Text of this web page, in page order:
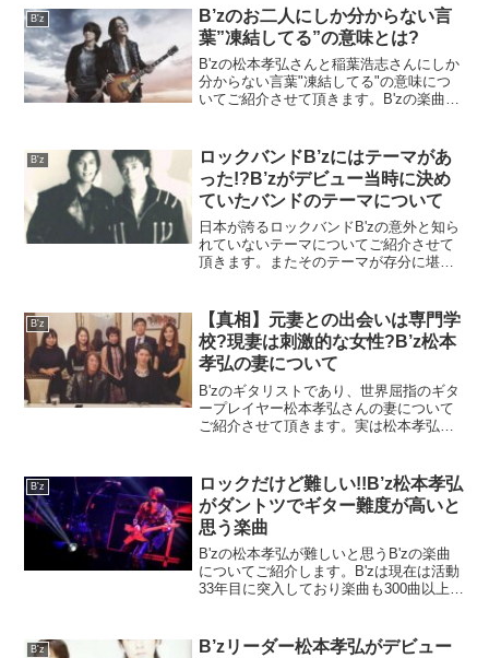
が、松本さんの魅力の一つなのでぜひ知
ってもらいたいです。
B'z
B’zのお二人にしか分からない言
葉”凍結してる”の意味とは?
B'zの松本孝弘さんと稲葉浩志さんにしか
分からない言葉"凍結してる"の意味につ
いてご紹介させて頂きます。B'zの楽曲制
す。簡単にまとめているので宜しければ
ご覧ください。
B'z
ロックバンドB’zにはテーマがあ
った!?B’zがデビュー当時に決め
ていたバンドのテーマについて
日本が誇るロックバンドB'zの意外と知ら
れていないテーマについてご紹介させて
頂きます。またそのテーマが存分に堪能
い。
B'z
【真相】元妻との出会いは専門学
校?現妻は刺激的な女性?B’z松本
孝弘の妻について
B'zのギタリストであり、世界屈指のギタ
ープレイヤー松本孝弘さんの妻について
ご紹介させて頂きます。実は松本孝弘さ
えます一体、前妻と現在の奥さんはどん
な人なんでしょうか。
B'z
ロックだけど難しい!!B’z松本孝弘
がダントツでギター難度が高いと
思う楽曲
B'zの松本孝弘が難しいと思うB'zの楽曲
についてご紹介します。B'zは現在は活動
33年目に突入しており楽曲も300曲以上あ
B'z
B’zリーダー松本孝弘がデビュー